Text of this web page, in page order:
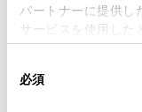
パートナーに提供し
サービスを使用した
使用することがあり
必須